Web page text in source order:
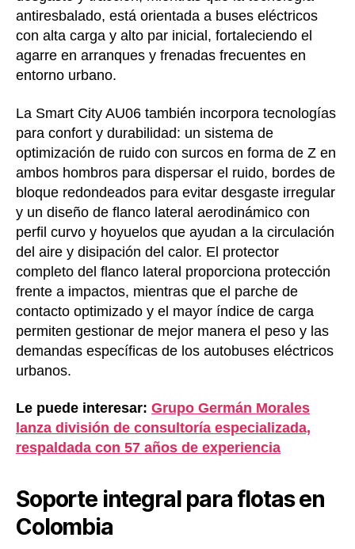
antiresbalado, está orientada a buses eléctricos
con alta carga y alto par inicial, fortaleciendo el
agarre en arranques y frenadas frecuentes en
entorno urbano.
La Smart City AU06 también incorpora tecnologías
para confort y durabilidad: un sistema de
optimización de ruido con surcos en forma de Z en
ambos hombros para dispersar el ruido, bordes de
bloque redondeados para evitar desgaste irregular
y un diseño de flanco lateral aerodinámico con
perfil curvo y hoyuelos que ayudan a la circulación
del aire y disipación del calor. El protector
completo del flanco lateral proporciona protección
frente a impactos, mientras que el parche de
contacto optimizado y el mayor índice de carga
permiten gestionar de mejor manera el peso y las
demandas específicas de los autobuses eléctricos
urbanos.
Le puede interesar: Grupo Germán Morales
lanza división de consultoría especializada,
respaldada con 57 años de experiencia
Soporte integral para flotas en
Colombia